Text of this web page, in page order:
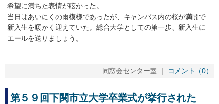
希望に満ちた表情が眩かった。
当日はあいにくの雨模様であったが、キャンパス内の桜が満開で
新入生を暖かく迎えていた。総合大学としての第一歩、新入生に
エールを送りましょう。
同窓会センター室 ｜ コメント（0）
第５９回下関市立大学卒業式が挙行された